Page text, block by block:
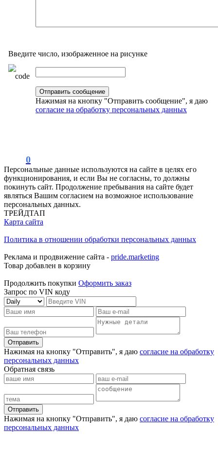
Введите число, изображенное на рисунке
Нажимая на кнопку "Отправить сообщение", я даю
согласие на обработку персональных данных
0
Персональные данные используются на сайте в целях его
функционирования, и если Вы не согласны, то должны
покинуть сайт. Продолжение пребывания на сайте будет
являться Вашим согласием на возможное использование
персональных данных.
ТРЕЙДТАП
Карта сайта
Политика в отношении обработки персональных данных
Реклама и продвижение сайта - pride.marketing
Товар добавлен в корзину
Продолжить покупки Оформить заказ
Запрос по VIN коду
Отправить
Нажимая на кнопку "Отправить", я даю согласие на обработку
персональных данных
Обратная связь
Отправить
Нажимая на кнопку "Отправить", я даю согласие на обработку
персональных данных